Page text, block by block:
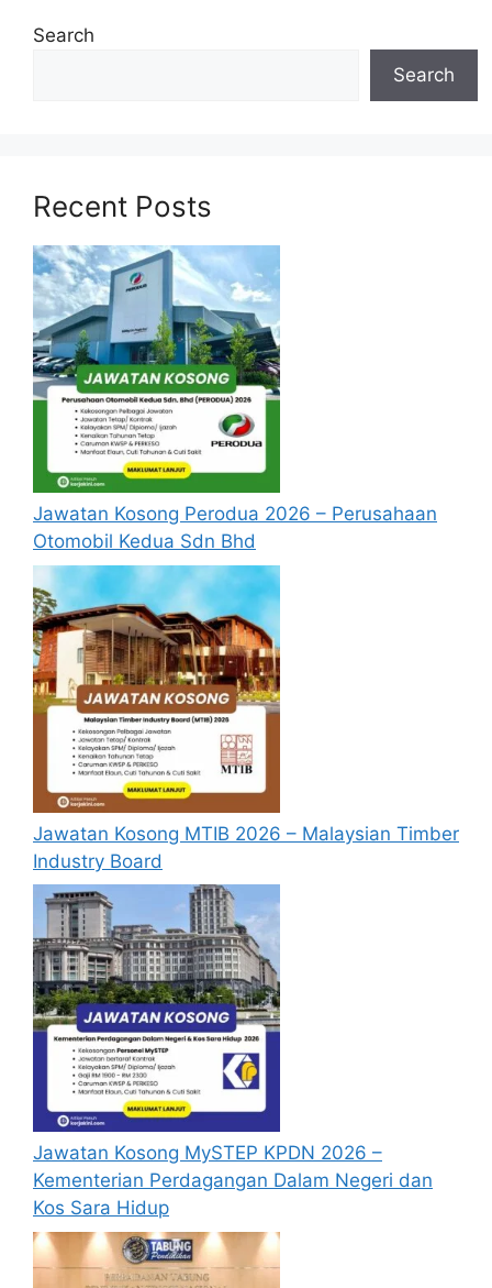
Search
Search
Recent Posts
Jawatan Kosong Perodua 2026 – Perusahaan
Otomobil Kedua Sdn Bhd
Jawatan Kosong MTIB 2026 – Malaysian Timber
Industry Board
Jawatan Kosong MySTEP KPDN 2026 –
Kementerian Perdagangan Dalam Negeri dan
Kos Sara Hidup